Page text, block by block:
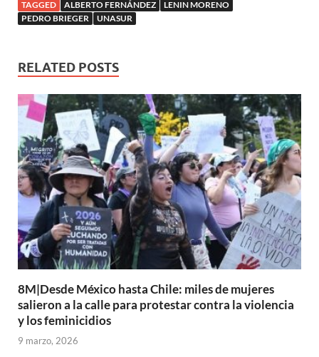
TAGGED ALBERTO FERNÁNDEZ
LENIN MORENO
PEDRO BRIEGER
UNASUR
RELATED POSTS
8M|Desde México hasta Chile: miles de mujeres
salieron a la calle para protestar contra la violencia
y los feminicidios
9 marzo, 2026